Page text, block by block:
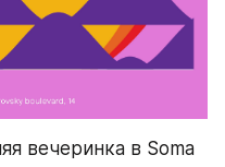
вечеринка в Soma